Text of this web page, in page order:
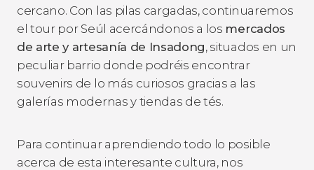
cercano. Con las pilas cargadas, continuaremos
el tour por Seúl acercándonos a los mercados
de arte y artesanía de Insadong, situados en un
peculiar barrio donde podréis encontrar
souvenirs de lo más curiosos gracias a las
galerías modernas y tiendas de tés.
Para continuar aprendiendo todo lo posible
acerca de esta interesante cultura, nos